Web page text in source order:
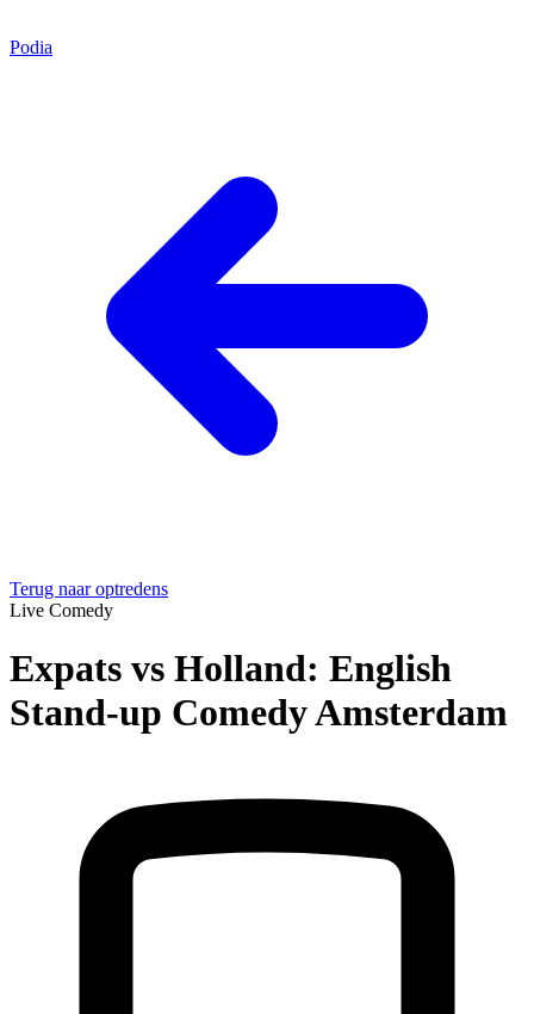
Podia
Terug naar optredens
Live Comedy
Expats vs Holland: English
Stand-up Comedy Amsterdam